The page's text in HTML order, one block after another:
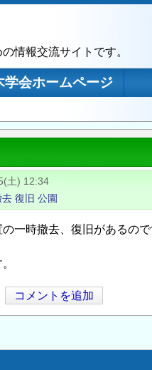
情報交流サイトです。
学会ホームページ
土) 12:34
去 復旧 公園
一時撤去、復旧があるの
コメントを追加